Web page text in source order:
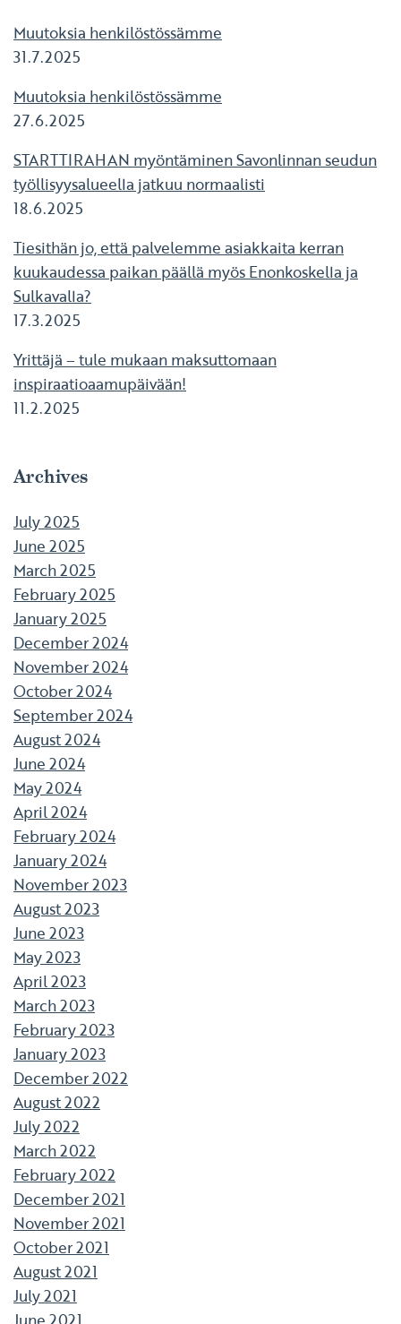
Muutoksia henkilöstössämme
31.7.2025
Muutoksia henkilöstössämme
27.6.2025
STARTTIRAHAN myöntäminen Savonlinnan seudun
työllisyysalueella jatkuu normaalisti
18.6.2025
Tiesithän jo, että palvelemme asiakkaita kerran
kuukaudessa paikan päällä myös Enonkoskella ja
Sulkavalla?
17.3.2025
Yrittäjä – tule mukaan maksuttomaan
inspiraatioaamupäivään!
11.2.2025
Archives
July 2025
June 2025
March 2025
February 2025
January 2025
December 2024
November 2024
October 2024
September 2024
August 2024
June 2024
May 2024
April 2024
February 2024
January 2024
November 2023
August 2023
June 2023
May 2023
April 2023
March 2023
February 2023
January 2023
December 2022
August 2022
July 2022
March 2022
February 2022
December 2021
November 2021
October 2021
August 2021
July 2021